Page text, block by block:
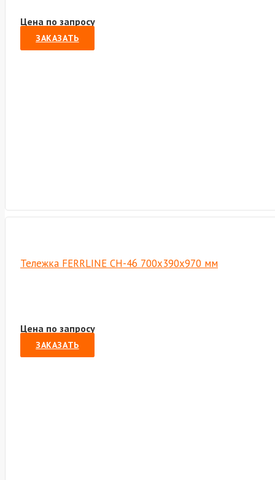
Цена по запросу
ЗАКАЗАТЬ
Тележка FERRLINE CН-46 700х390х970 мм
Цена по запросу
ЗАКАЗАТЬ